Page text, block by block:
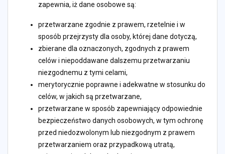
zapewnia, iż dane osobowe są:
przetwarzane zgodnie z prawem, rzetelnie i w
sposób przejrzysty dla osoby, której dane dotyczą,
zbierane dla oznaczonych, zgodnych z prawem
celów i niepoddawane dalszemu przetwarzaniu
niezgodnemu z tymi celami,
merytorycznie poprawne i adekwatne w stosunku do
celów, w jakich są przetwarzane,
przetwarzane w sposób zapewniający odpowiednie
bezpieczeństwo danych osobowych, w tym ochronę
przed niedozwolonym lub niezgodnym z prawem
przetwarzaniem oraz przypadkową utratą,